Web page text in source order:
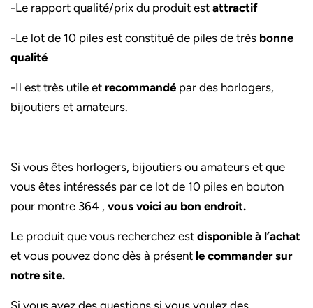
-Le rapport qualité/prix du produit est attractif
-Le lot de 10 piles est constitué de piles de très bonne
qualité
-Il est très utile et recommandé par des horlogers,
bijoutiers et amateurs.
Si vous êtes horlogers, bijoutiers ou amateurs et que
vous êtes intéressés par ce lot de 10 piles en bouton
pour montre 364 , vous voici au bon endroit.
Le produit que vous recherchez est disponible à l’achat
et vous pouvez donc dès à présent le commander sur
notre site.